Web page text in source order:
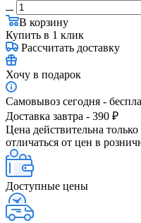
В корзину
Купить в 1 клик
Рассчитать доставку
Хочу в подарок
Самовывоз сегодня -
Доставка завтра - 390 ₽
Цена действительна
отличаться от цен в
Доступные цены